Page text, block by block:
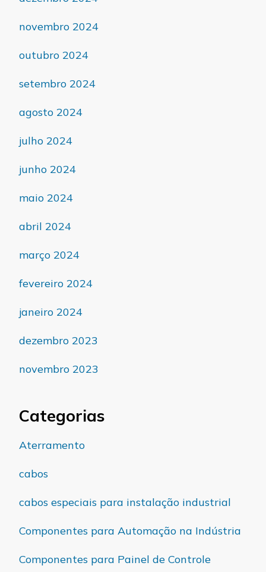
novembro 2024
outubro 2024
setembro 2024
agosto 2024
julho 2024
junho 2024
maio 2024
abril 2024
março 2024
fevereiro 2024
janeiro 2024
dezembro 2023
novembro 2023
Categorias
Aterramento
cabos
cabos especiais para instalação industrial
Componentes para Automação na Indústria
Componentes para Painel de Controle